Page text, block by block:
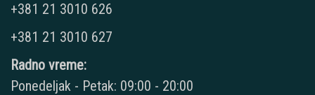
+381 21 3010 626
+381 21 3010 627
Radno vreme:
Ponedeljak - Petak: 09:00 - 20:00